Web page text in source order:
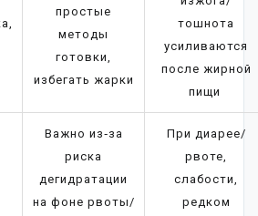
простые
методы
готовки,
избегать жарки
тошнота
усиливаются
после жирной
пищи
Важно из‑за
риска
дегидратации
на фоне рвоты/
При диарее/
рвоте,
слабости,
редком